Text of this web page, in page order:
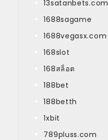
13satanbets.com
1688sagame
1688vegasx.com
168slot
168สล็อต
188bet
188betth
1xbit
789pluss.com